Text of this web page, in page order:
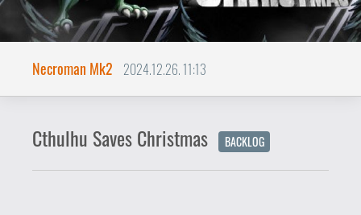
Mélyből a Cthulhu feljött
hozzátok...
A Cthulhu Saves Christmas egy 2019-ben
megjelent retro, pixeles JRPG. A játék a
Cthulhu Saves the World folytatása
(sztori szempontból előzménye), amiről